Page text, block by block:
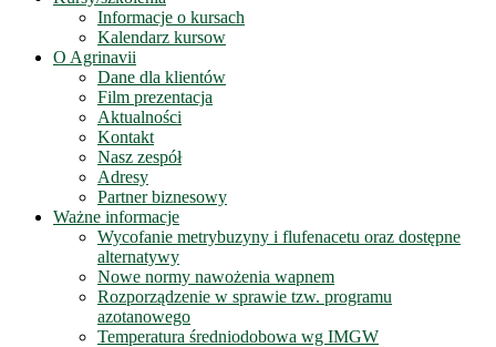
Informacje o kursach
Kalendarz kursow
O Agrinavii
Dane dla klientów
Film prezentacja
Aktualności
Kontakt
Nasz zespół
Adresy
Partner biznesowy
Ważne informacje
Wycofanie metrybuzyny i flufenacetu oraz dostępne
alternatywy
Nowe normy nawożenia wapnem
Rozporządzenie w sprawie tzw. programu
azotanowego
Temperatura średniodobowa wg IMGW